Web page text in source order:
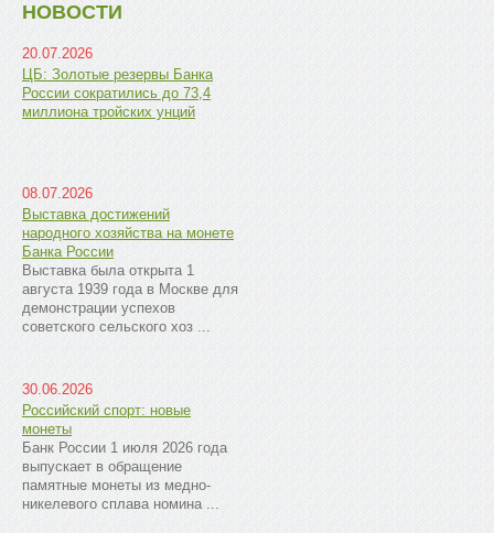
НОВОСТИ
20.07.2026
ЦБ: Золотые резервы Банка
России сократились до 73,4
миллиона тройских унций
08.07.2026
Выставка достижений
народного хозяйства на монете
Банка России
Выставка была открыта 1
августа 1939 года в Москве для
демонстрации успехов
советского сельского хоз ...
30.06.2026
Российский спорт: новые
монеты
Банк России 1 июля 2026 года
выпускает в обращение
памятные монеты из медно-
никелевого сплава номина ...